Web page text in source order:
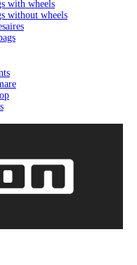
with wheels
without wheels